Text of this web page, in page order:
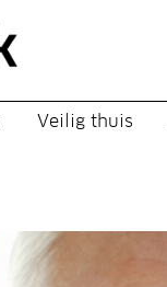
Veilig thuis